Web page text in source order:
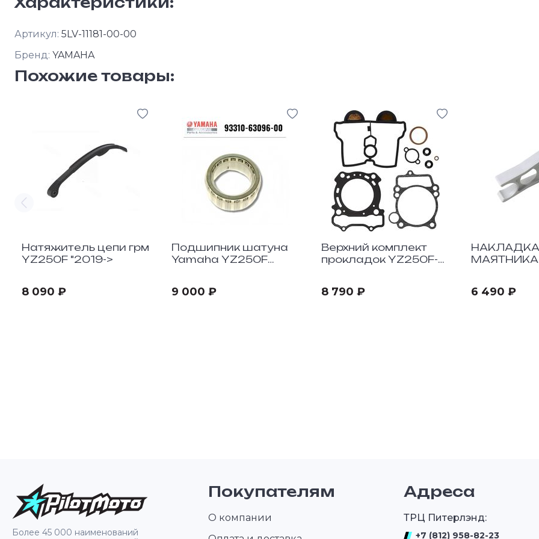
Артикул: 5LV-11181-00-00
Бренд: YAMAHA
Похожие товары:
Натяжитель цепи грм
YZ250F "2019->
8 090 ₽
Подшипник шатуна
Yamaha YZ250F
9 000 ₽
Верхний комплект
прокладок YZ250F-
8 790 ₽
НАКЛАДКА
МАЯТНИКА
6 490 ₽
Более 45 000 наименований
Покупателям
О компании
Адреса
ТРЦ Питерлэнд:
+7 (812) 958-82-23